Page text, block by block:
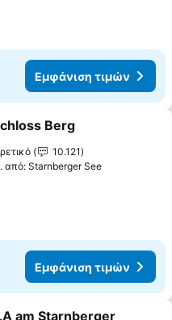
Εμφάνιση τιμών
στα αγαπημένα
Berg
10.121
από: Starnberger See
Εμφάνιση τιμών
am Starnberger